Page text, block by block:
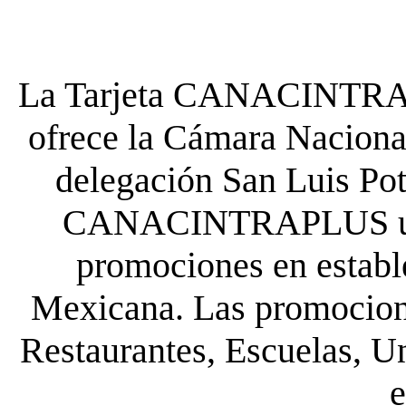
La Tarjeta
ofrece la Cámara
delegación San Luis
CANACINTRAPLUS
promociones en
Mexicana. Las
Restaurantes, Escuelas,